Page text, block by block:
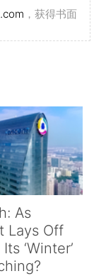
，获得书面
As
Lays Off
‘Winter’